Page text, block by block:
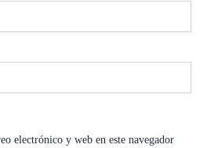
electrónico y web en este navegador